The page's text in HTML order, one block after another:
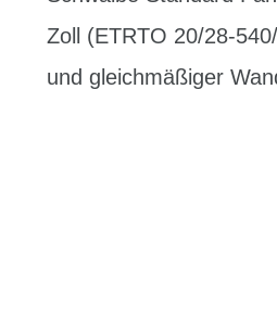
Zoll (ETRTO 20/28-
und gleichmäßiger